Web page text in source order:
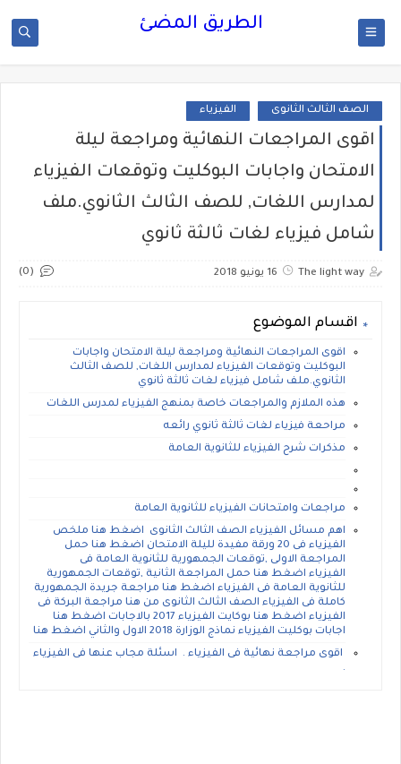
الطريق المضئ
الصف الثالث الثانوى الفيزياء
اقوى المراجعات النهائية ومراجعة ليلة
الامتحان واجابات البوكليت وتوقعات الفيزياء
لمدارس اللغات, للصف الثالث الثانوي.ملف
شامل فيزياء لغات ثالثة ثانوي
The light way 16 يونيو 2018 (0)
اقسام الموضوع
اقوى المراجعات النهائية ومراجعة ليلة الامتحان واجابات
البوكليت وتوقعات الفيزياء لمدارس اللغات, للصف الثالث
الثانوي.ملف شامل فيزياء لغات ثالثة ثانوي
هذه الملازم والمراجعات خاصة بمنهج الفيزياء لمدرس اللغات
مراحعة فيزياء لغات ثالثة ثانوي رائعه
مذكرات شرح الفيزياء للثانوية العامة
مراجعات وامتحانات الفيزياء للثانوية العامة
اهم مسائل الفيزياء الصف الثالث الثانوى اضغط هنا ملخص
الفيزياء فى 20 ورقة مفيدة لليلة الامتحان اضغط هنا حمل
المراجعة الاولى ,توقعات الجمهورية للثانوية العامة فى
الفيزياء اضغط هنا حمل المراجعة الثانية ,توقعات الجمهورية
للثانوية العامة فى الفيزياء اضغط هنا مراجعة جريدة الجمهورية
كاملة فى الفيزياء الصف الثالث الثانوى من هنا مراجعة البركة فى
الفيزياء اضغط هنا بوكايت الفيزياء 2017 بالاجابات اضغط هنا
اجابات بوكليت الفيزياء نماذج الوزارة 2018 الاول والثاني اضغط هنا
اقوى مراجعة نهائية فى الفيزياء . اسئلة مجاب عنها فى الفيزياء
.